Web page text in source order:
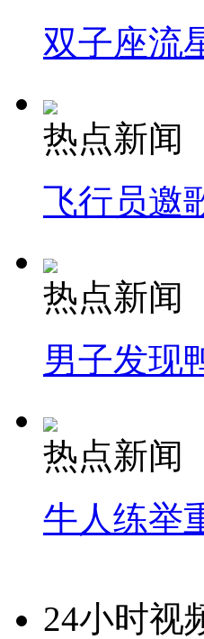
双子座流
热点新闻
飞行员邀
热点新闻
男子发现
热点新闻
牛人练举
24小时视